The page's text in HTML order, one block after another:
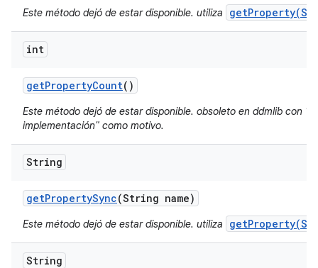
Este método dejó de estar disponible. utiliza
int
getPropertyCount()
Este método dejó de estar disponible. obsoleto en ddmlib con
implementación" como motivo.
String
getPropertySync(String name)
Este método dejó de estar disponible. utiliza
String